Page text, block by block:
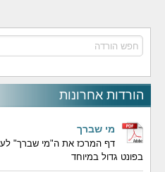
הורדות אחרונות
מי שברך
דף המרכז את ה"מי שברך"
בפונט גדול במיוחד